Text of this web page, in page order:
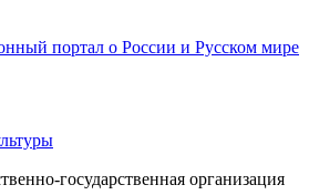
портал о России и Русском мире
государственная организация